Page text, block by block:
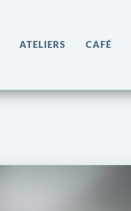
ATELIERS CAFÉ